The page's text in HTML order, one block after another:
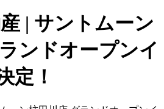
| サントムーン
ンドオープンイ
定！